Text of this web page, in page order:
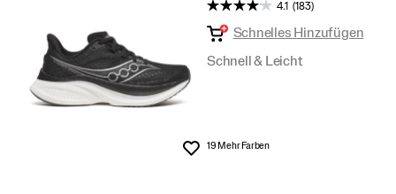
Wunschliste
4.1 (183)
Schnelles Hinzufügen
Schnell & Leicht
19 Mehr Farben